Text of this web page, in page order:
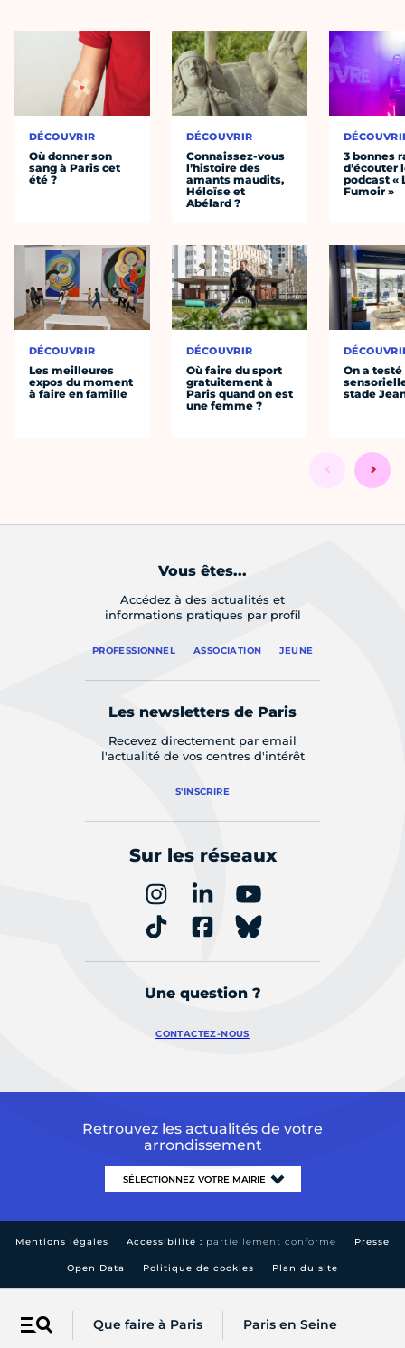
Menu Que faire à Paris Paris en Seine
DÉCOUVRIR
Où donner son
sang à Paris cet
été ?
DÉCOUVRIR
Les meilleures
expos du moment
à faire en famille
DÉCOUVRIR
Connaissez-vous
l’histoire des
amants maudits,
Héloïse et
Abélard ?
DÉCOUVRIR
Où faire du sport
gratuitement à
Paris quand on est
une femme ?
3 bonnes
d’écouter
podcast «
Fumoir »
On a
stade
Vous êtes...
Accédez à des actualités et
informations pratiques par profil
PROFESSIONNEL ASSOCIATION JEUNE
Les newsletters de Paris
Recevez directement par email
l'actualité de vos centres d'intérêt
S'INSCRIRE
Sur les réseaux
Une question ?
CONTACTEZ-NOUS
Retrouvez les actualités de votre
arrondissement
Mentions légales Accessibilité : partiellement conforme Presse
Open Data Politique de cookies Plan du site